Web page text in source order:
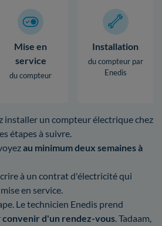
Mise en
service
du compteur
Installation
du compteur par
Enedis
installer un compteur électrique chez
étapes à suivre.
au minimum deux semaines à
à un contrat d'électricité qui
en service.
Le technicien Enedis prend
convenir d'un rendez-vous. Tadaam,